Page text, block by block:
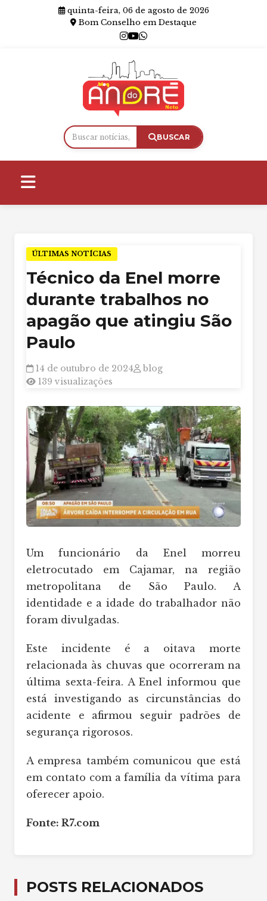
quinta-feira, 06 de agosto de 2026
Bom Conselho em Destaque
BUSCAR
ÚLTIMAS NOTÍCIAS
Técnico da Enel morre
durante trabalhos no
apagão que atingiu São
Paulo
14 de outubro de 2024
blog
139 visualizações
Um funcionário da Enel morreu
eletrocutado em Cajamar, na região
metropolitana de São Paulo. A
identidade e a idade do trabalhador não
foram divulgadas.
Este incidente é a oitava morte
relacionada às chuvas que ocorreram na
última sexta-feira. A Enel informou que
está investigando as circunstâncias do
acidente e afirmou seguir padrões de
segurança rigorosos.
A empresa também comunicou que está
em contato com a família da vítima para
oferecer apoio.
Fonte: R7.com
POSTS RELACIONADOS